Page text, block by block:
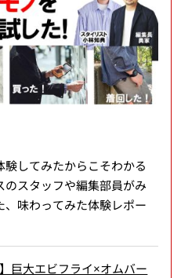
してみたからこそわかる
スタッフや編集部員がみ
味わってみた体験レポー
巨大エビフライ×オムバー